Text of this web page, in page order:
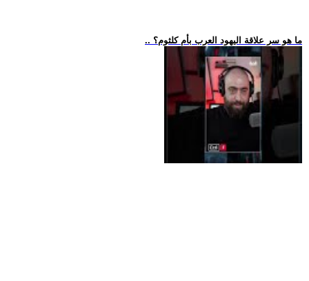
.. ما هو سر علاقة اليهود العرب بأم كلثوم؟